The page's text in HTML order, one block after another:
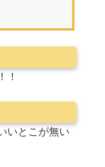
！
いとこが無い